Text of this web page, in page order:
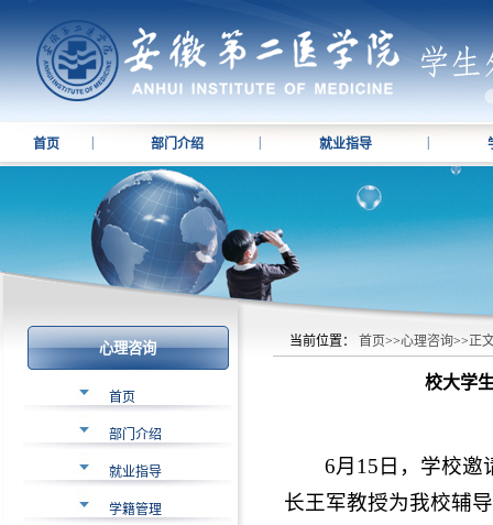
首页 部门介绍 就业指导
心理咨询
首页
部门介绍
就业指导
学籍管理
当前位置： 首页>>心理咨询>>正
校大学
6月15日，学校邀
长王军教授为我校辅